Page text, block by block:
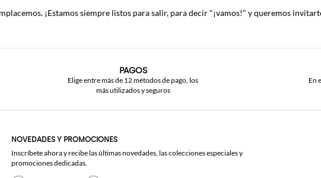
¡Estamos siempre listos para salir, para decir "¡vamos!" y queremos
PAGOS
Elige entre más de 12 métodos de pago, los
más utilizados y seguros
En
NOVEDADES Y PROMOCIONES
Inscríbete ahora y recibe las últimas novedades, las colecciones especiales y
promociones dedicadas.